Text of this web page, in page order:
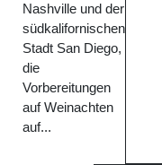
Nashville und der
südkalifornischen
Stadt San Diego,
die
Vorbereitungen
auf Weinachten
auf...